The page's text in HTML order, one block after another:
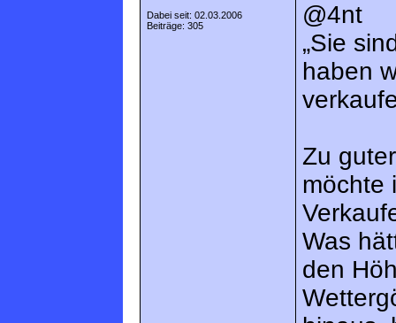
Dabei seit: 02.03.2006
Beiträge: 305
@4nt
„Sie
haben
Zu
möchte
Was
den